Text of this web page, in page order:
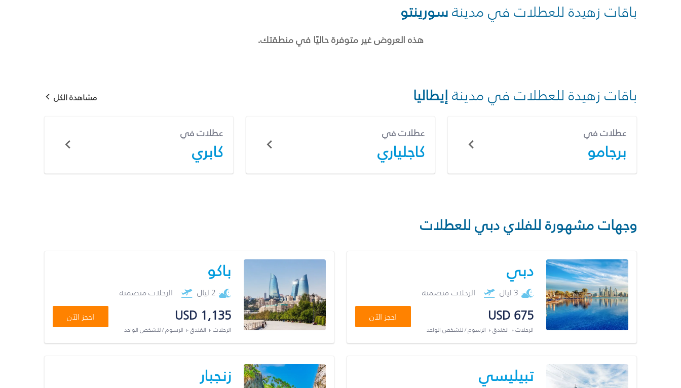
باقات زهيدة للعطلات في مدينةسورينتو
هذه العروض غير متوفرة حاليًا في منطقتك.
باقات زهيدة للعطلات في مدينةإيطاليا مشاهدة الكل
عطلات في
برجامو
عطلات في
كاجلياري
عطلات في
كابري
وجهات مشهورة للفلاي دبي للعطلات
دبي
3 ليال الرحلات متضمنة
USD 675
الرحلات + الفندق + الرسوم / للشخص الواحد
احجز الآن
باكو
2 ليال الرحلات متضمنة
USD 1,135
الرحلات + الفندق + الرسوم / للشخص الواحد
احجز الآن
تبيليسي زنجبار